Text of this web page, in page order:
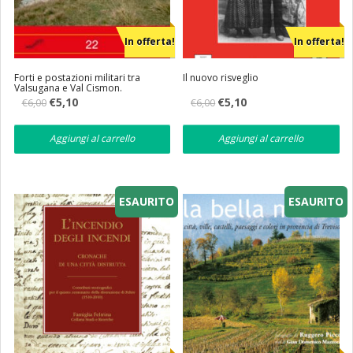
In offerta!
Forti e postazioni militari tra
Valsugana e Val Cismon.
€6,00 Il
originale
era:
€5,10Il
attuale
è:
Aggiungi al carrello
In offerta!
Il nuovo risveglio
€6,00 Il
originale
era:
€5,10Il
attuale
è:
Aggiungi al carrello
ESAURITO ESAURITO